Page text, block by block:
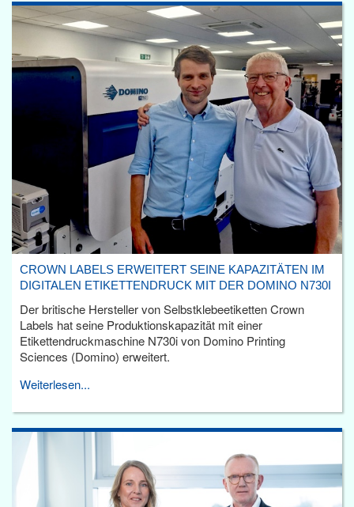
CROWN LABELS ERWEITERT SEINE KAPAZITÄTEN IM
DIGITALEN ETIKETTENDRUCK MIT DER DOMINO N730I
Der britische Hersteller von Selbstklebeetiketten Crown
Labels hat seine Produktionskapazität mit einer
Etikettendruckmaschine N730i von Domino Printing
Sciences (Domino) erweitert.
Weiterlesen...